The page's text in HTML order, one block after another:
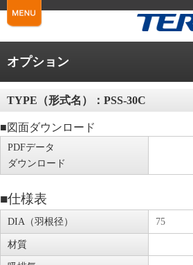
オプション
TYPE（形式名）： PSS-30C
■図面ダウンロード
PDFデータ
ダウンロード
■仕様表
DIA（羽根径） 75
材質